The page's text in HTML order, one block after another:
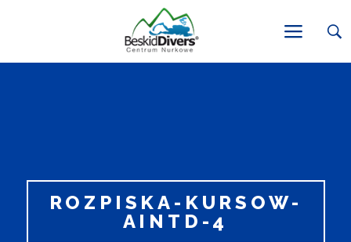
ROZPISKA-KURSOW-
AINTD-4